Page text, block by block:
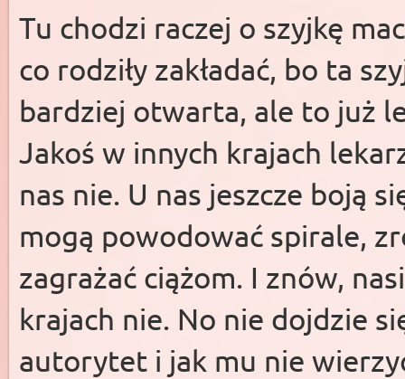
Tu chodzi raczej o szyjkę
co rodziły zakładać, bo ta
bardziej otwarta, ale to już
Jakoś w innych krajach
nas nie. U nas jeszcze boją
mogą powodować spirale,
zagrażać ciążom. I znów,
krajach nie. No nie dojdzie
autorytet i jak mu nie